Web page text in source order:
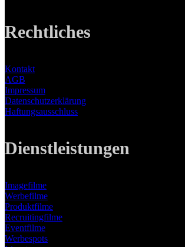
Rechtliches
Kontakt
AGB
Impressum
Datenschutzerklärung
Haftungsausschluss
Dienstleistungen
Imagefilme
Werbefilme
Produktfilme
Recruitingfilme
Eventfilme
Werbespots